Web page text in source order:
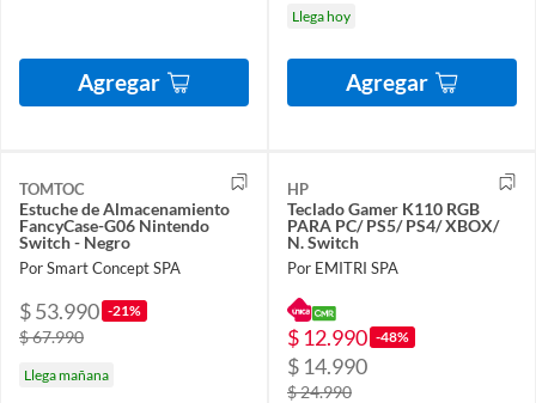
Agregar
Llega hoy
Agregar
TOMTOC
Estuche de Almacenamiento
FancyCase-G06 Nintendo
Switch - Negro
Por Smart Concept SPA
$ 53.990 -21%
$ 67.990
Llega mañana
HP
Teclado Gamer K110 RGB
PARA PC/ PS5/ PS4/ XBOX/
N. Switch
Por EMITRI SPA
$ 12.990 -48%
$ 14.990
$ 24.990